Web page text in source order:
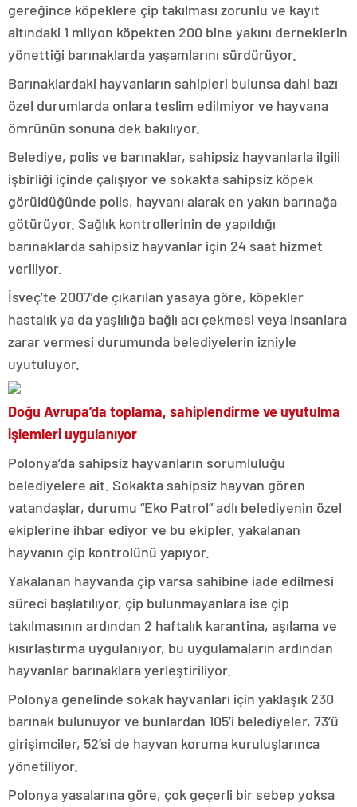
gereğince köpeklere çip takılması zorunlu ve kayıt
altındaki 1 milyon köpekten 200 bine yakını derneklerin
yönettiği barınaklarda yaşamlarını sürdürüyor.
Barınaklardaki hayvanların sahipleri bulunsa dahi bazı
özel durumlarda onlara teslim edilmiyor ve hayvana
ömrünün sonuna dek bakılıyor.
Belediye, polis ve barınaklar, sahipsiz hayvanlarla ilgili
işbirliği içinde çalışıyor ve sokakta sahipsiz köpek
görüldüğünde polis, hayvanı alarak en yakın barınağa
götürüyor. Sağlık kontrollerinin de yapıldığı
barınaklarda sahipsiz hayvanlar için 24 saat hizmet
veriliyor.
İsveç’te 2007’de çıkarılan yasaya göre, köpekler
hastalık ya da yaşlılığa bağlı acı çekmesi veya insanlara
zarar vermesi durumunda belediyelerin izniyle
uyutuluyor.
Doğu Avrupa’da toplama, sahiplendirme ve uyutulma
işlemleri uygulanıyor
Polonya’da sahipsiz hayvanların sorumluluğu
belediyelere ait. Sokakta sahipsiz hayvan gören
vatandaşlar, durumu “Eko Patrol” adlı belediyenin özel
ekiplerine ihbar ediyor ve bu ekipler, yakalanan
hayvanın çip kontrolünü yapıyor.
Yakalanan hayvanda çip varsa sahibine iade edilmesi
süreci başlatılıyor, çip bulunmayanlara ise çip
takılmasının ardından 2 haftalık karantina, aşılama ve
kısırlaştırma uygulanıyor, bu uygulamaların ardından
hayvanlar barınaklara yerleştiriliyor.
Polonya genelinde sokak hayvanları için yaklaşık 230
barınak bulunuyor ve bunlardan 105’i belediyeler, 73’ü
girişimciler, 52’si de hayvan koruma kuruluşlarınca
yönetiliyor.
Polonya yasalarına göre, çok geçerli bir sebep yoksa